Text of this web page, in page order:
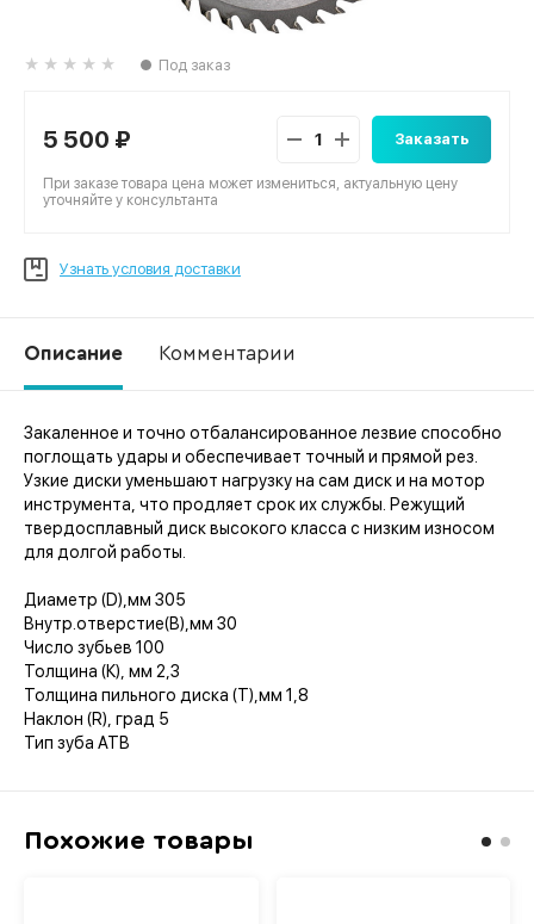
Под заказ
5 500 ₽ Заказать
При заказе товара цена может измениться, актуальную цену
уточняйте у консультанта
Узнать условия доставки
Описание Комментарии
Закаленное и точно отбалансированное лезвие способно
поглощать удары и обеспечивает точный и прямой рез.
Узкие диски уменьшают нагрузку на сам диск и на мотор
инструмента, что продляет срок их службы. Режущий
твердосплавный диск высокого класса с низким износом
для долгой работы.
Диаметр (D),мм 305
Внутр.отверстие(B),мм 30
Число зубьев 100
Толщина (К), мм 2,3
Толщина пильного диска (T),мм 1,8
Наклон (R), град 5
Тип зуба ATB
Похожие товары